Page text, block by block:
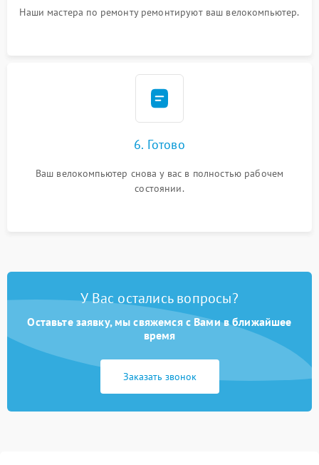
Наши мастера по ремонту ремонтируют ваш велокомпьютер.
6. Готово
Ваш велокомпьютер снова у вас в полностью рабочем
состоянии.
У Вас остались вопросы?
Оставьте заявку, мы свяжемся с Вами в ближайшее
время
Заказать звонок